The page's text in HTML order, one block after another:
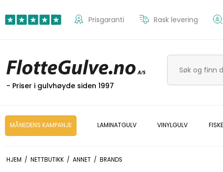
Prisgaranti Rask levering
- Priser i gulvhøyde siden 1997
MÅNEDENS KAMPANJE LAMINATGULV VINYLGULV
HJEM / NETTBUTIKK / ANNET / BRANDS